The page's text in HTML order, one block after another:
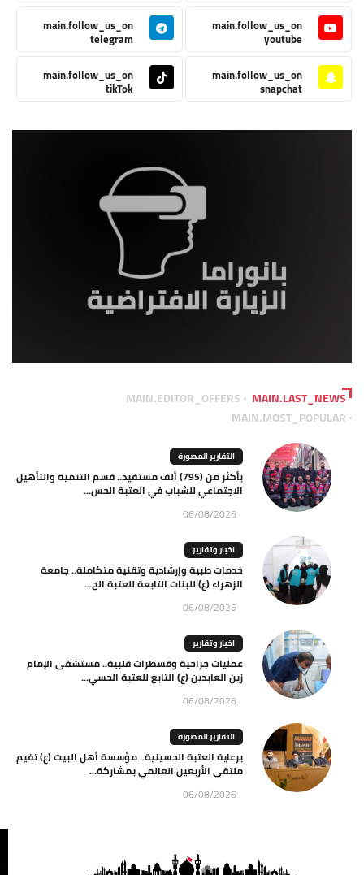
main.follow_us_on
youtube
main.follow_us_on
telegram
main.follow_us_on
snapchat
main.follow_us_on
tikTok
MAIN.LAST_NEWS
MAIN.EDITOR_OFFERS
MAIN.MOST_POPULAR
التقارير المصورة
بأكثر من (795) ألف مستفيد.. قسم التنمية والتأهيل
الاجتماعي للشباب في العتبة الحس...
06/08/2026
اخبار وتقارير
خدمات طبية وإرشادية وتقنية متكاملة.. جامعة
الزهراء (ع) للبنات التابعة للعتبة الح...
06/08/2026
اخبار وتقارير
عمليات جراحية وقسطرات قلبية.. مستشفى الإمام
زين العابدين (ع) التابع للعتبة الحسي...
06/08/2026
التقارير المصورة
برعاية العتبة الحسينية.. مؤسسة أهل البيت (ع) تقيم
ملتقى الأربعين العالمي بمشاركة...
06/08/2026